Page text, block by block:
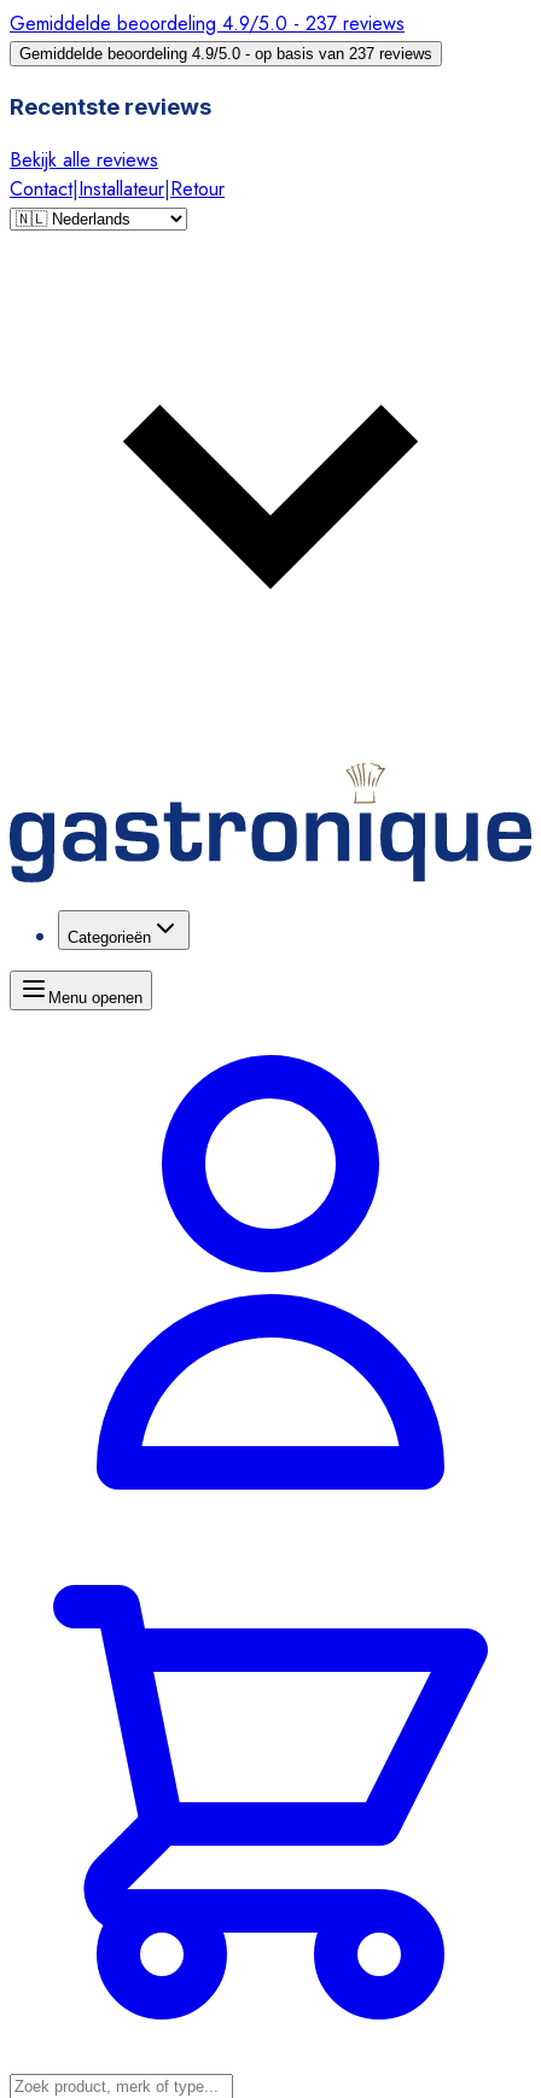
Gemiddelde beoordeling 4.9/5.0 - 237 reviews
Gemiddelde beoordeling 4.9/5.0 - op basis van 237 reviews
Recentste reviews
Bekijk alle reviews
Contact|Installateur|Retour
Categorieën
Menu openen